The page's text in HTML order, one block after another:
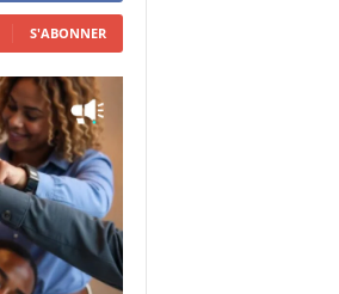
S'ABONNER